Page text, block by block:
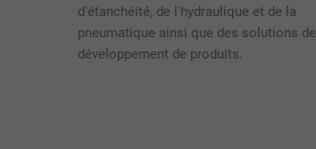
d'étanchéité, de l'hydraulique et de la
pneumatique ainsi que des solutions de
développement de produits.